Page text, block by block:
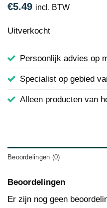
€5.49 incl. BTW
Uitverkocht
Persoonlijk advies op
Specialist op gebied
Alleen producten van
Beoordelingen (0)
Beoordelingen
Er zijn nog geen